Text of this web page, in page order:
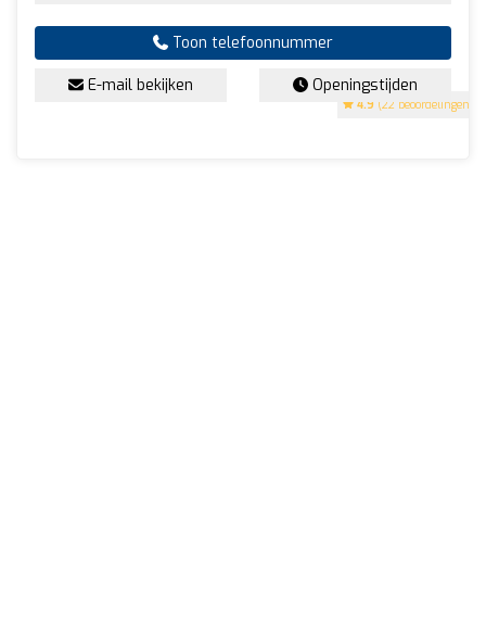
4.9 (22 beoordelingen)
Toon telefoonnummer
E-mail bekijken Openingstijden